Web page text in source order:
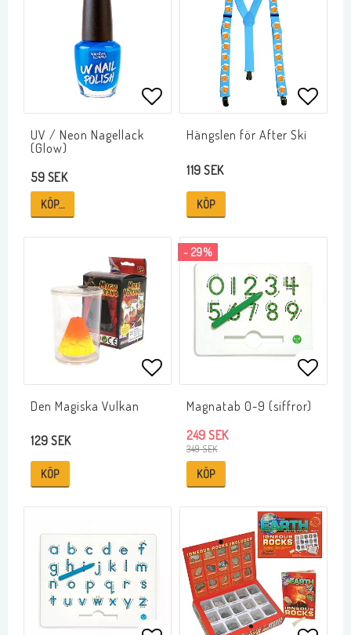
Lägg till i favoritlistan
UV / Neon Nagellack
(Glow)
59 SEK
KÖP…
Lägg
Hängslen för After Ski
119 SEK
KÖP
Lägg till i favoritlistan
Den Magiska Vulkan
129 SEK
KÖP
- 29%
Lägg
Magnatab 0-9 (siffror)
349 SEK
249 SEK
KÖP